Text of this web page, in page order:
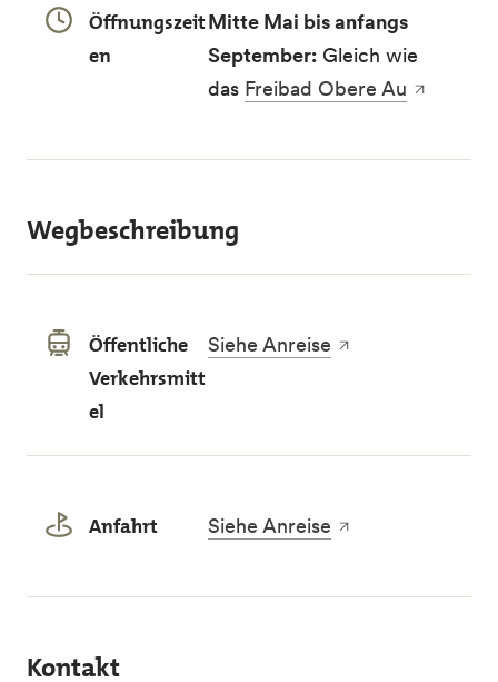
Öffnungszeit
en
Mitte Mai bis anfangs
September: Gleich wie
das Freibad Obere Au
Wegbeschreibung
Öffentliche
Verkehrsmitt
el
Siehe Anreise
Anfahrt Siehe Anreise
Kontakt